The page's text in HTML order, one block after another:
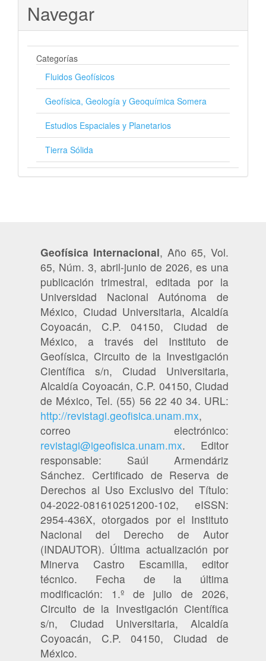
Navegar
Categorías
Fluidos Geofísicos
Geofísica, Geología y Geoquímica Somera
Estudios Espaciales y Planetarios
Tierra Sólida
Geofísica Internacional, Año 65, Vol.
65, Núm. 3, abril-junio de 2026, es una
publicación trimestral, editada por la
Universidad Nacional Autónoma de
México, Ciudad Universitaria, Alcaldía
Coyoacán, C.P. 04150, Ciudad de
México, a través del Instituto de
Geofísica, Circuito de la Investigación
Científica s/n, Ciudad Universitaria,
Alcaldía Coyoacán, C.P. 04150, Ciudad
de México, Tel. (55) 56 22 40 34. URL:
http://revistagi.geofisica.unam.mx,
correo electrónico:
revistagi@igeofisica.unam.mx. Editor
responsable: Saúl Armendáriz
Sánchez. Certificado de Reserva de
Derechos al Uso Exclusivo del Título:
04-2022-081610251200-102, eISSN:
2954-436X, otorgados por el Instituto
Nacional del Derecho de Autor
(INDAUTOR). Última actualización por
Minerva Castro Escamilla, editor
técnico. Fecha de la última
modificación: 1.º de julio de 2026,
Circuito de la Investigación Científica
s/n, Ciudad Universitaria, Alcaldía
Coyoacán, C.P. 04150, Ciudad de
México.